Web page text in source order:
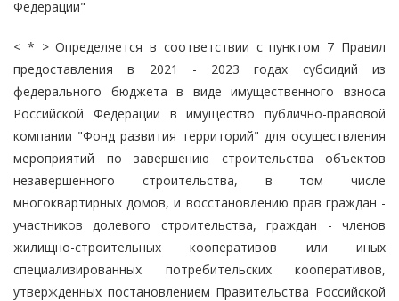
Федерации"
< * > Определяется в соответствии с пунктом 7 Правил
предоставления в 2021 - 2023 годах субсидий из
федерального бюджета в виде имущественного взноса
Российской Федерации в имущество публично-правовой
компании "Фонд развития территорий" для осуществления
мероприятий по завершению строительства объектов
незавершенного строительства, в том числе
многоквартирных домов, и восстановлению прав граждан -
участников долевого строительства, граждан - членов
жилищно-строительных кооперативов или иных
специализированных потребительских кооперативов,
утвержденных постановлением Правительства Российской